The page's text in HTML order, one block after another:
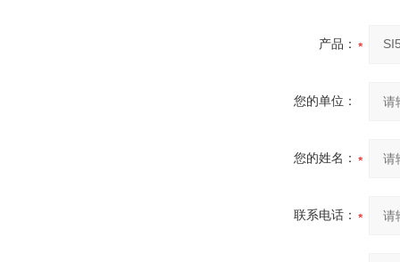
产品：
您的单位：
您的姓名：
联系电话：